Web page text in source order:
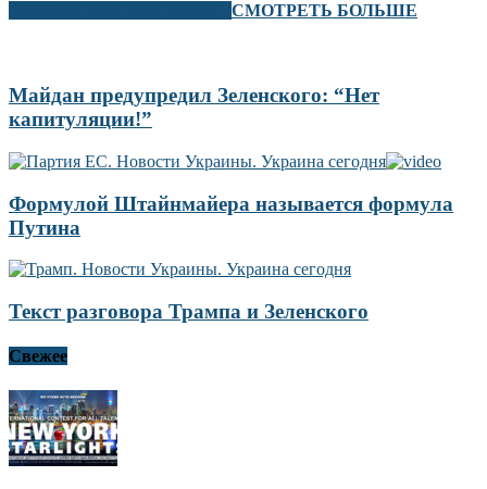
СМОТРЕТЬ БОЛЬШЕ
Майдан предупредил Зеленского: “Нет
капитуляции!”
Формулой Штайнмайера называется формула
Путина
Текст разговора Трампа и Зеленского
Свежее